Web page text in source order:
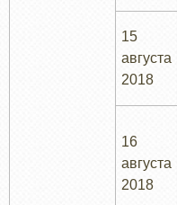
15
августа
2018
16
августа
2018